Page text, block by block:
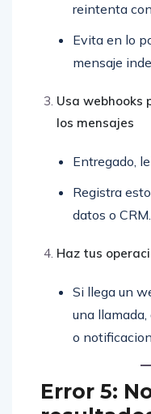
reintenta
Evita en lo
mensaje
Usa webhooks
los mensajes
Entregado,
Registra
datos o CRM.
Haz tus
Si llega un
una
o
Error 5: